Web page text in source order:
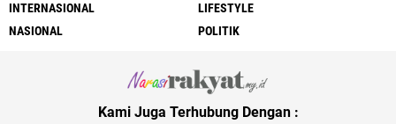
INTERNASIONAL
LIFESTYLE
NASIONAL
POLITIK
Kami Juga Terhubung Dengan :